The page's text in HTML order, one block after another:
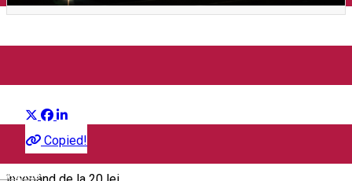
English
Concerte pe acoperiș
Distribuie
Copied!